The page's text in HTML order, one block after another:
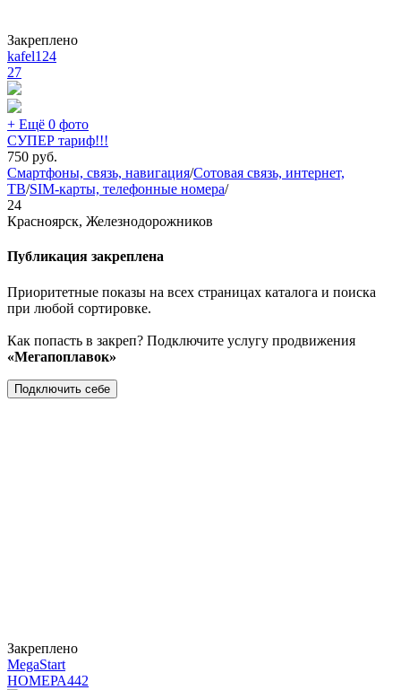
Закреплено
kafel124
27
+ Ещё 0 фото
СУПЕР тариф!!!
750 руб.
Смартфоны, связь, навигация/Сотовая связь, интернет,
ТВ/SIM-карты, телефонные номера/
24
Красноярск, Железнодорожников
Публикация закреплена
Приоритетные показы на всех страницах каталога и поиска
при любой сортировке.
Как попасть в закреп? Подключите услугу продвижения
«Мегапоплавок»
Подключить себе
Закреплено
MegaStart
НОМЕРА442